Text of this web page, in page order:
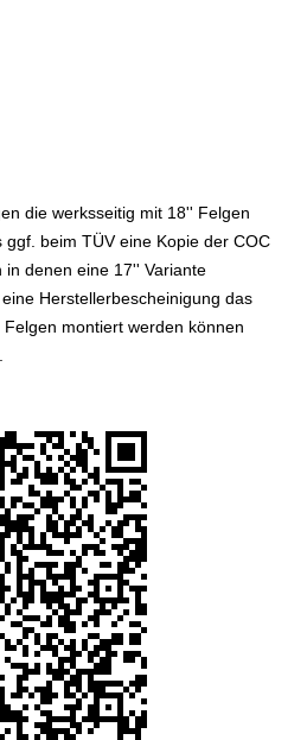
die werksseitig mit 18'' Felgen
beim TÜV eine Kopie der COC
denen eine 17'' Variante
Herstellerbescheinigung das
montiert werden können